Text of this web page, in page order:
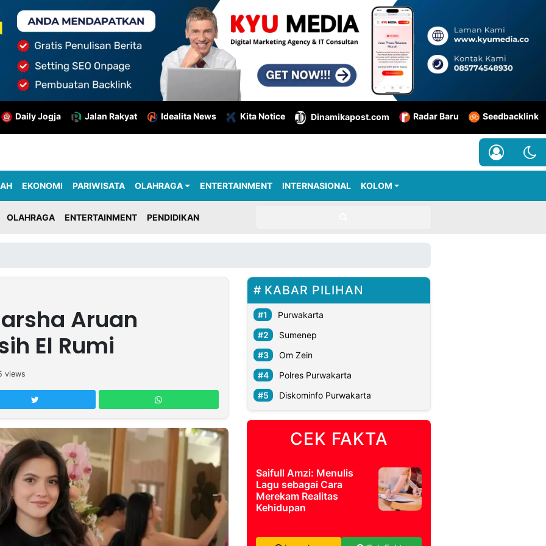
Daily Jogja Jalan Rakyat Idealita News Kita Notice Dinamikapost.com Radar Baru Seedbacklink
EKONOMI PARIWISATA OLAHRAGA ENTERTAINMENT INTERNASIONAL KOLOM
OLAHRAGA ENTERTAINMENT PENDIDIKAN
Aruan
El Rumi
views
KABAR PILIHAN
Purwakarta
Sumenep
Om Zein
Polres Purwakarta
Diskominfo Purwakarta
CEK FAKTA
Saifull Amzi: Menulis
Lagu sebagai Cara
Merekam Realitas
Kehidupan